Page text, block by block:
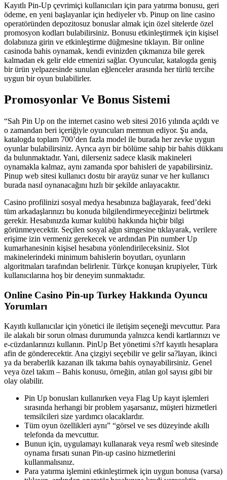
Kayıtlı Pin-Up çevrimiçi kullanıcıları için para yatırma bonusu, geri
ödeme, en yeni başlayanlar için hediyeler vb. Pinup on line casino
operatöründen depozitosuz bonuslar almak için özel sitelerde özel
promosyon kodları bulabilirsiniz. Bonusu etkinleştirmek için kişisel
dolabınıza girin ve etkinleştirme düğmesine tıklayın. Bir online
casinoda bahis oynamak, kendi evinizden çıkmanıza bile gerek
kalmadan ek gelir elde etmenizi sağlar. Oyuncular, katalogda geniş
bir ürün yelpazesinde sunulan eğlenceler arasında her türlü tercihe
uygun bir oyun bulabilirler.
Promosyonlar Ve Bonus Sistemi
“Sah Pin Up on the internet casino web sitesi 2016 yılında açıldı ve
o zamandan beri içeriğiyle oyuncuları memnun ediyor. Şu anda,
katalogda toplam 700’den fazla model ile burada her zevke uygun
oyunlar bulabilirsiniz. Ayrıca ayrı bir bölüme sahip bir bahis dükkanı
da bulunmaktadır. Yani, dilerseniz sadece klasik makineleri
oynamakla kalmaz, aynı zamanda spor bahisleri de yapabilirsiniz.
Pinup web sitesi kullanıcı dostu bir arayüz sunar ve her kullanıcı
burada nasıl oynanacağını hızlı bir şekilde anlayacaktır.
Casino profilinizi sosyal medya hesabınıza bağlayarak, feed’deki
tüm arkadaşlarınızı bu konuda bilgilendirmeyeceğinizi belirtmek
gerekir. Hesabınızda kumar kulübü hakkında hiçbir bilgi
görünmeyecektir. Seçilen sosyal ağın simgesine tıklayarak, verilere
erişime izin vermeniz gerekecek ve ardından Pin number Up
kumarhanesinin kişisel hesabına yönlendirileceksiniz. Slot
makinelerindeki minimum bahislerin boyutları, oyunların
algoritmaları tarafından belirlenir. Türkçe konuşan krupiyeler, Türk
kullanıcılarına hoş bir deneyim sunmaktadır.
Online Casino Pin-up Turkey Hakkında Oyuncu
Yorumları
Kayıtlı kullanıcılar için yönetici ile iletişim seçeneği mevcuttur. Para
ile alakalı bir sorun olması durumunda yalnızca kendi kartlarınızı ve
e-cüzdanlarınızı kullanın. PinUp Bet yönetimi s?rf kayıtlı hesaplara
afin de gönderecektir. Ana çizgiyi seçebilir ve gelir sa?layan, ikinci
ya da beraberlik kazanan ilk takıma bahis oynayabilirsiniz. Genel
veya özel takım – Bahis konusu, örneğin, atılan gol sayısı gibi bir
olay olabilir.
Pin Up bonusları kullanırken veya Flag Up kayıt işlemleri
sırasında herhangi bir problem yaşarsanız, müşteri hizmetleri
temsilcileri size yardımcı olacaklardır.
Tüm oyun özellikleri aynı” “görsel ve ses düzeyinde akıllı
telefonda da mevcuttur.
Bunun için, uygulamayı kullanarak veya resmî web sitesinde
oynama fırsatı sunan Pin-up casino hizmetlerini
kullanmalısınız.
Para yatırma işlemini etkinleştirmek için uygun bonusa (varsa)